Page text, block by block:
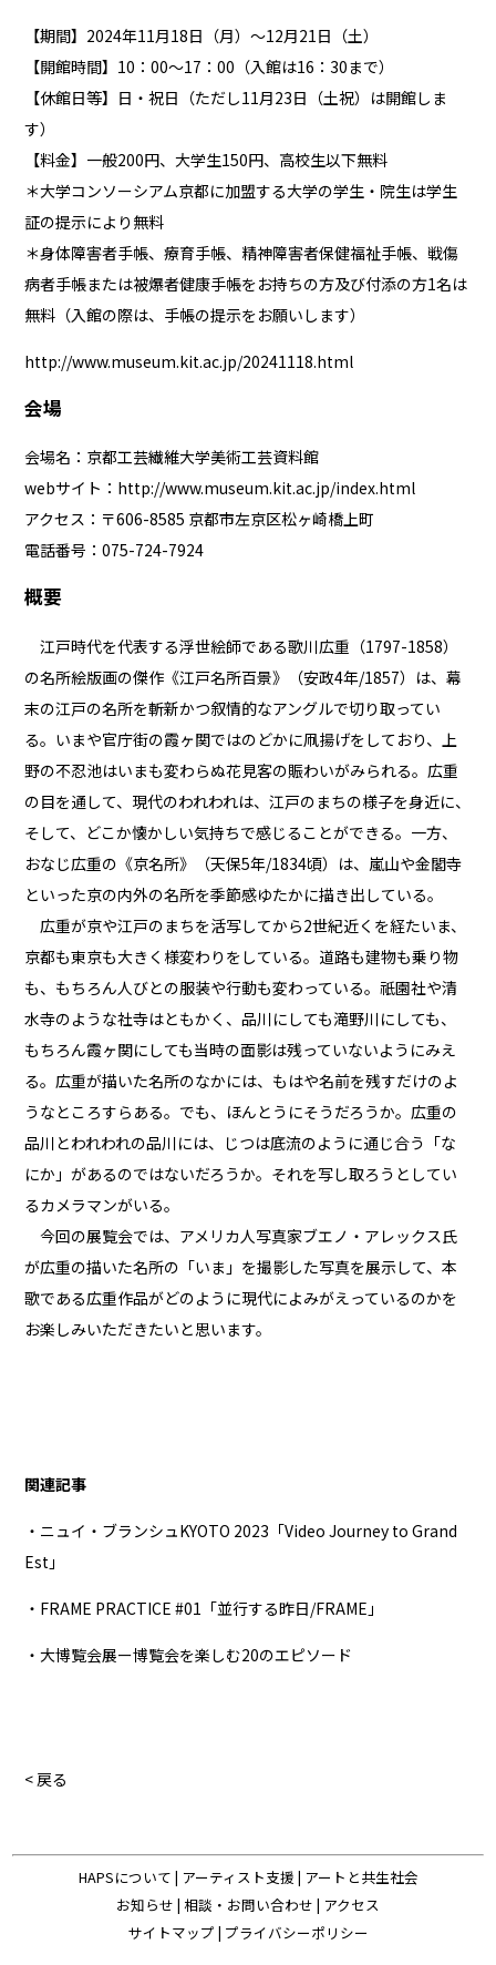
【期間】2024年11月18日（月）～12月21日（土）
【開館時間】10：00～17：00（入館は16：30まで）
【休館日等】日・祝日（ただし11月23日（土祝）は開館しま
す）
【料金】一般200円、大学生150円、高校生以下無料
＊大学コンソーシアム京都に加盟する大学の学生・院生は学生
証の提示により無料
＊身体障害者手帳、療育手帳、精神障害者保健福祉手帳、戦傷
病者手帳または被爆者健康手帳をお持ちの方及び付添の方1名は
無料（入館の際は、手帳の提示をお願いします）
http://www.museum.kit.ac.jp/20241118.html
会場
会場名：京都工芸繊維大学美術工芸資料館
webサイト： http://www.museum.kit.ac.jp/index.html
アクセス：〒606-8585 京都市左京区松ヶ崎橋上町
電話番号：075-724-7924
概要
江戸時代を代表する浮世絵師である歌川広重（1797-1858）
の名所絵版画の傑作《江戸名所百景》（安政4年/1857）は、幕
末の江戸の名所を斬新かつ叙情的なアングルで切り取ってい
る。いまや官庁街の霞ヶ関ではのどかに凧揚げをしており、上
野の不忍池はいまも変わらぬ花見客の賑わいがみられる。広重
の目を通して、現代のわれわれは、江戸のまちの様子を身近に、
そして、どこか懐かしい気持ちで感じることができる。一方、
おなじ広重の《京名所》（天保5年/1834頃）は、嵐山や金閣寺
といった京の内外の名所を季節感ゆたかに描き出している。
広重が京や江戸のまちを活写してから2世紀近くを経たいま、
京都も東京も大きく様変わりをしている。道路も建物も乗り物
も、もちろん人びとの服装や行動も変わっている。祇園社や清
水寺のような社寺はともかく、品川にしても滝野川にしても、
もちろん霞ヶ関にしても当時の面影は残っていないようにみえ
る。広重が描いた名所のなかには、もはや名前を残すだけのよ
うなところすらある。でも、ほんとうにそうだろうか。広重の
品川とわれわれの品川には、じつは底流のように通じ合う「な
にか」があるのではないだろうか。それを写し取ろうとしてい
るカメラマンがいる。
今回の展覧会では、アメリカ人写真家ブエノ・アレックス氏
が広重の描いた名所の「いま」を撮影した写真を展示して、本
歌である広重作品がどのように現代によみがえっているのかを
お楽しみいただきたいと思います。
関連記事
・ニュイ・ブランシュKYOTO 2023「Video Journey to Grand
Est」
・FRAME PRACTICE #01「並行する昨日/FRAME」
・大博覧会展ー博覧会を楽しむ20のエピソード
< 戻る
HAPSについて | アーティスト支援 | アートと共生社会
お知らせ | 相談・お問い合わせ | アクセス
サイトマップ | プライバシーポリシー